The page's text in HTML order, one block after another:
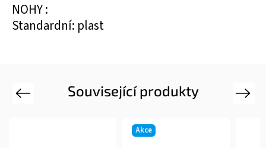
NOHY :
Standardní: plast
Související produkty
Previous
Akce
Next